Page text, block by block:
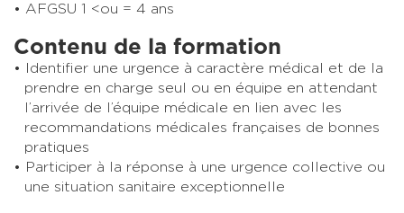
AFGSU 1 <ou = 4 ans
Contenu de la formation
Identifier une urgence à caractère médical et de la
prendre en charge seul ou en équipe en attendant
l’arrivée de l’équipe médicale en lien avec les
recommandations médicales françaises de bonnes
pratiques
Participer à la réponse à une urgence collective ou
une situation sanitaire exceptionnelle